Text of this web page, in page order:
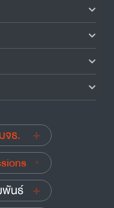
จธ.
พันธ์